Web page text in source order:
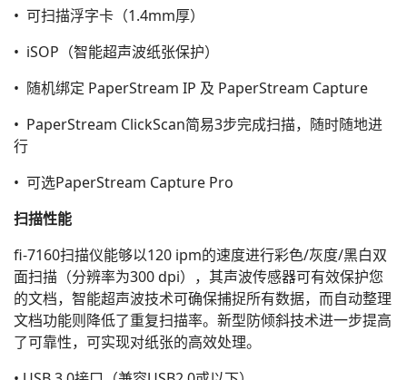
• 可扫描浮字卡（1.4mm厚）
• iSOP（智能超声波纸张保护）
• 随机绑定 PaperStream IP 及 PaperStream Capture
• PaperStream ClickScan简易3步完成扫描，随时随地进
行
• 可选PaperStream Capture Pro
扫描性能
fi-7160扫描仪能够以120 ipm的速度进行彩色/灰度/黑白双
面扫描（分辨率为300 dpi），其声波传感器可有效保护您
的文档，智能超声波技术可确保捕捉所有数据，而自动整理
文档功能则降低了重复扫描率。新型防倾斜技术进一步提高
了可靠性，可实现对纸张的高效处理。